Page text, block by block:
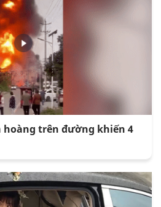
hoàng trên đường khiến 4